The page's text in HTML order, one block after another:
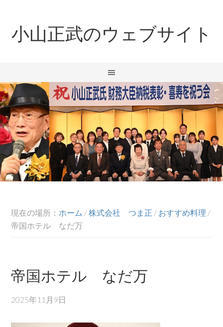
小山正武のウェブサイト
現在の場所： ホーム /株式会社 つま正 / おすすめ料理 /
帝国ホテル なだ万
帝国ホテル なだ万
2025年11月9日